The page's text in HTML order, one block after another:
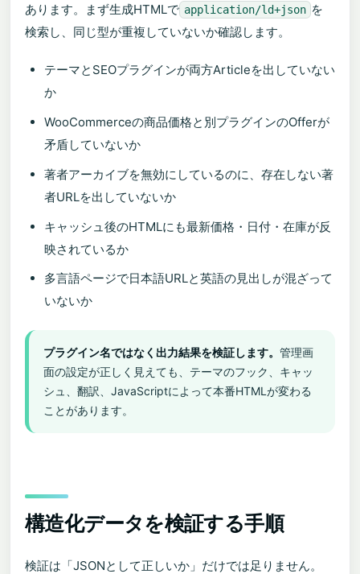
あります。まず生成HTMLで application/ld+json を
検索し、同じ型が重複していないか確認します。
テーマとSEOプラグインが両方Articleを出していない
か
WooCommerceの商品価格と別プラグインのOfferが
矛盾していないか
著者アーカイブを無効にしているのに、存在しない著
者URLを出していないか
キャッシュ後のHTMLにも最新価格・日付・在庫が反
映されているか
多言語ページで日本語URLと英語の見出しが混ざって
いないか
プラグイン名ではなく出力結果を検証します。 管理画
面の設定が正しく見えても、テーマのフック、キャッ
シュ、翻訳、JavaScriptによって本番HTMLが変わる
ことがあります。
構造化データを検証する手順
検証は「JSONとして正しいか」だけでは足りません。